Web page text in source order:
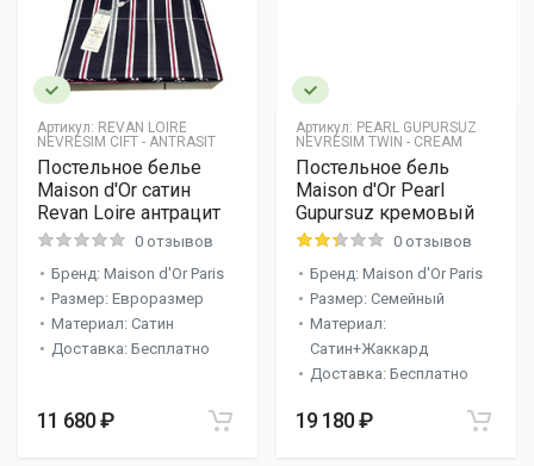
Артикул: REVAN LOIRE
NEVRESIM CIFT - ANTRASIT
Постельное белье
Maison d'Or сатин
Revan Loire антрацит
0 отзывов
Бренд: Maison d'Or Paris
Размер: Евроразмер
Материал: Сатин
Доставка: Бесплатно
11 680 ₽
Артикул: PEARL GUPURSUZ
NEVRESIM TWIN - CREAM
Постельное бель
Maison d'Or Pearl
Gupursuz кремовый
0 отзывов
Бренд: Maison d'Or Paris
Размер: Семейный
Материал:
Сатин+Жаккард
Доставка: Бесплатно
19 180 ₽